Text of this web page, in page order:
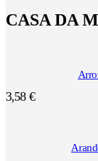
CASA DA
3,58 €